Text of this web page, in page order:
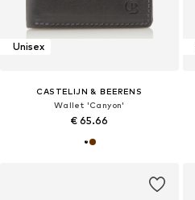
Unisex
CASTELIJN & BEERENS
Wallet 'Canyon'
€ 65.66